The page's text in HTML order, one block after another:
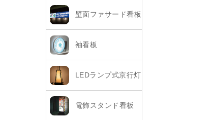
壁面ファサード看板
袖看板
LEDランプ式京行灯
電飾スタンド看板